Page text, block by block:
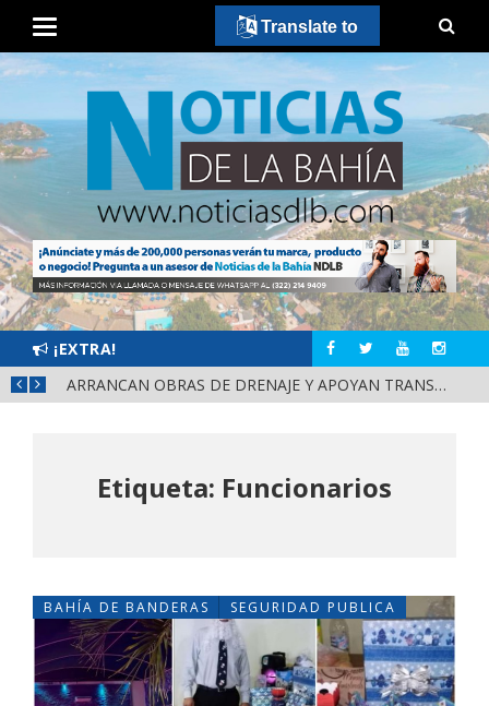
¡EXTRA!
ARRANCAN OBRAS DE DRENAJE Y APOYAN TRANSPORTE PÚBLICO EN PUENTE DE SAN CAYETANO
Etiqueta: Funcionarios
BAHÍA DE BANDERAS SEGURIDAD PUBLICA
Translate to